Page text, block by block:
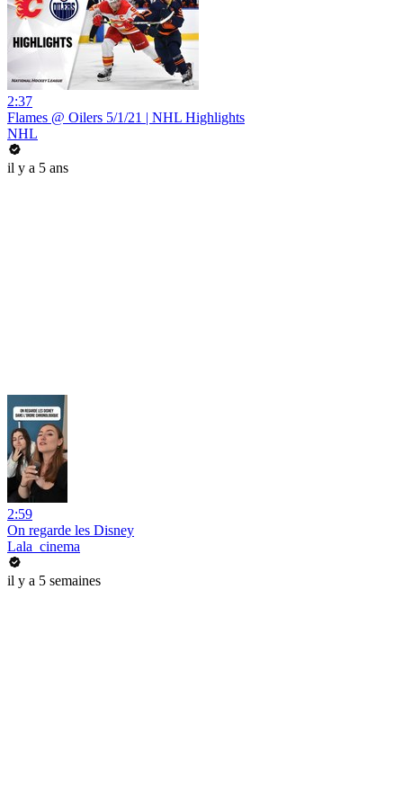
2:37
Flames @ Oilers 5/1/21 | NHL Highlights
NHL
il y a 5 ans
2:59
On regarde les Disney
Lala_cinema
il y a 5 semaines